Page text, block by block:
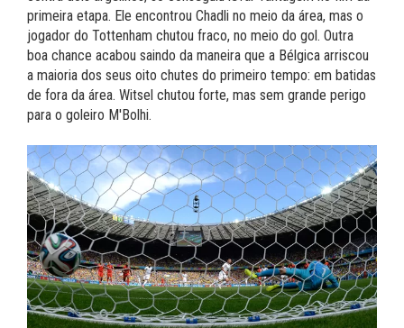
primeira etapa. Ele encontrou Chadli no meio da área, mas o
jogador do Tottenham chutou fraco, no meio do gol. Outra
boa chance acabou saindo da maneira que a Bélgica arriscou
a maioria dos seus oito chutes do primeiro tempo: em batidas
de fora da área. Witsel chutou forte, mas sem grande perigo
para o goleiro M'Bolhi.